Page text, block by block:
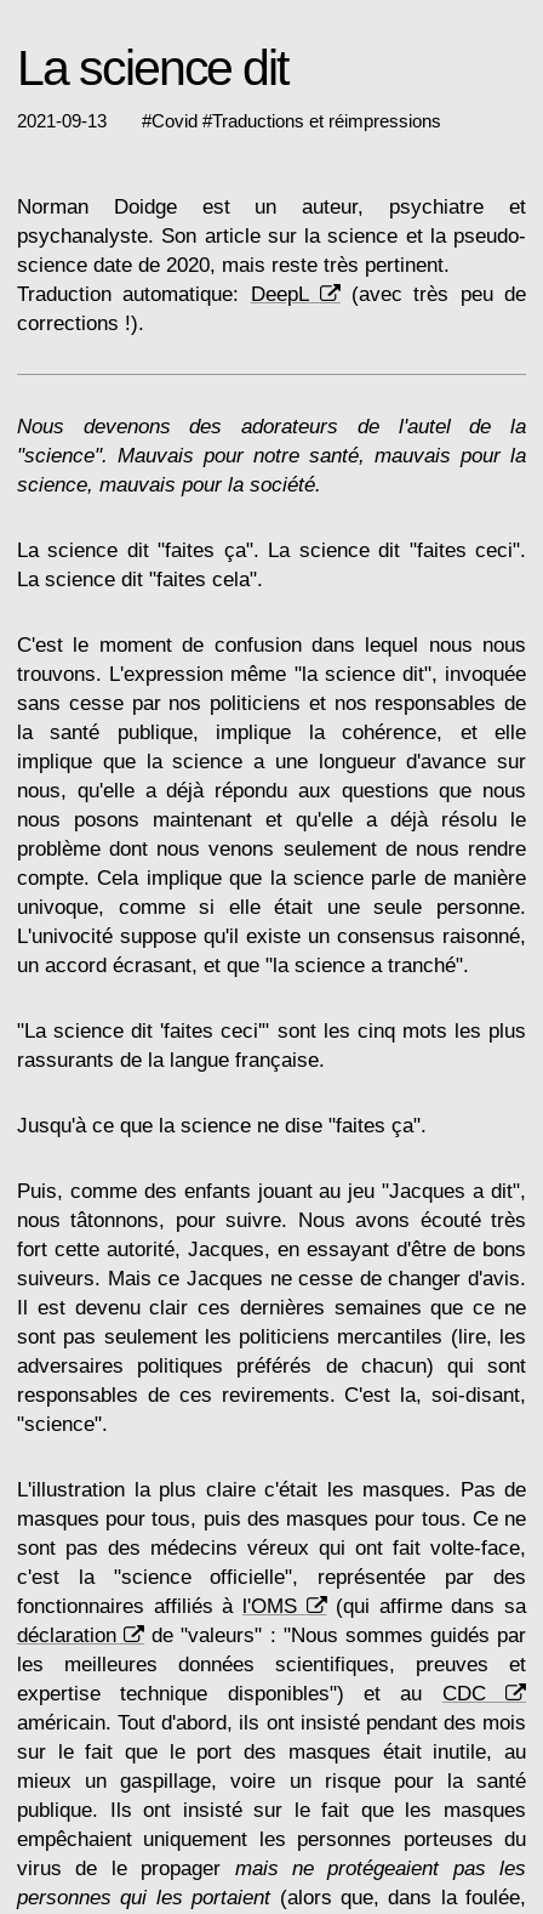
La science dit
2021-09-13 #Covid #Traductions et réimpressions
Norman Doidge est un auteur, psychiatre et
psychanalyste. Son article sur la science et la pseudo-
science date de 2020, mais reste très pertinent.
Traduction automatique: DeepL
(avec très peu de
corrections !).
Nous devenons des adorateurs de l'autel de la
"science". Mauvais pour notre santé, mauvais pour la
science, mauvais pour la société.
La science dit "faites ça". La science dit "faites ceci".
La science dit "faites cela".
C'est le moment de confusion dans lequel nous nous
trouvons. L'expression même "la science dit", invoquée
sans cesse par nos politiciens et nos responsables de
la santé publique, implique la cohérence, et elle
implique que la science a une longueur d'avance sur
nous, qu'elle a déjà répondu aux questions que nous
nous posons maintenant et qu'elle a déjà résolu le
problème dont nous venons seulement de nous rendre
compte. Cela implique que la science parle de manière
univoque, comme si elle était une seule personne.
L'univocité suppose qu'il existe un consensus raisonné,
un accord écrasant, et que "la science a tranché".
"La science dit 'faites ceci'" sont les cinq mots les plus
rassurants de la langue française.
Jusqu'à ce que la science ne dise "faites ça".
Puis, comme des enfants jouant au jeu "Jacques a dit",
nous tâtonnons, pour suivre. Nous avons écouté très
fort cette autorité, Jacques, en essayant d'être de bons
suiveurs. Mais ce Jacques ne cesse de changer d'avis.
Il est devenu clair ces dernières semaines que ce ne
sont pas seulement les politiciens mercantiles (lire, les
adversaires politiques préférés de chacun) qui sont
responsables de ces revirements. C'est la, soi-disant,
"science".
L'illustration la plus claire c'était les masques. Pas de
masques pour tous, puis des masques pour tous. Ce ne
sont pas des médecins véreux qui ont fait volte-face,
c'est la "science officielle", représentée par des
fonctionnaires affiliés à l'OMS
(qui affirme dans sa
déclaration
de "valeurs" : "Nous sommes guidés par
les meilleures données scientifiques, preuves et
expertise technique disponibles") et au CDC
américain. Tout d'abord, ils ont insisté pendant des mois
sur le fait que le port des masques était inutile, au
mieux un gaspillage, voire un risque pour la santé
publique. Ils ont insisté sur le fait que les masques
empêchaient uniquement les personnes porteuses du
virus de le propager mais ne protégeaient pas les
personnes qui les portaient(alors que, dans la foulée,